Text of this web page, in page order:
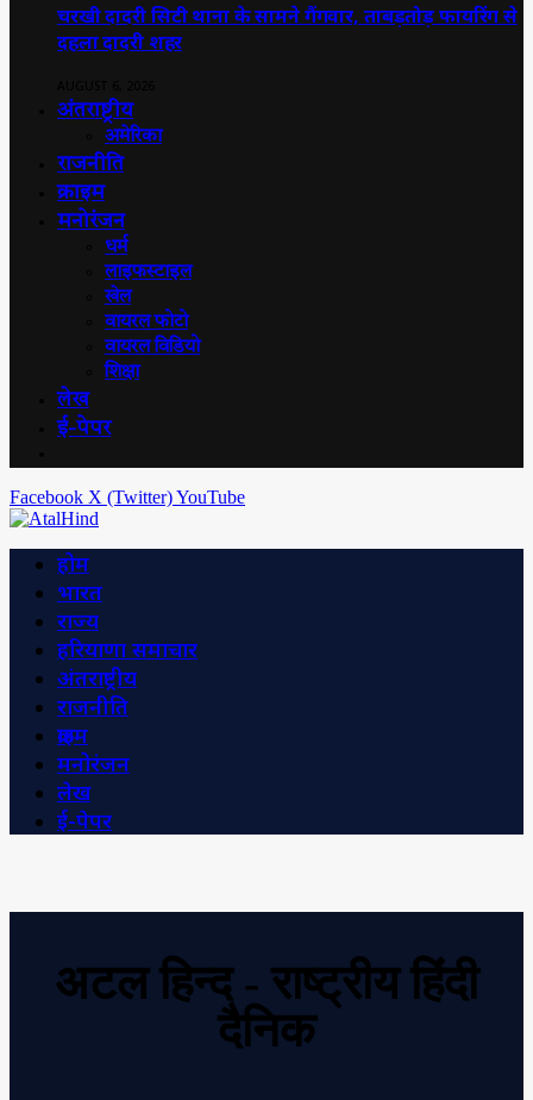
चरखी दादरी सिटी थाना के सामने गैंगवार, ताबड़तोड़ फायरिंग से
दहला दादरी शहर
अंतराष्ट्रीय
अमेरिका
राजनीति
क्राइम
मनोरंजन
धर्म
लाइफस्टाइल
खेल
वायरल फोटो
वायरल विडियो
शिक्षा
लेख
ई-पेपर
Facebook X (Twitter)YouTube
होम
भारत
राज्य
हरियाणा समाचार
अंतराष्ट्रीय
राजनीति
क्राइम
मनोरंजन
लेख
ई-पेपर
अटल हिन्द - राष्ट्रीय हिंदी
दैनिक